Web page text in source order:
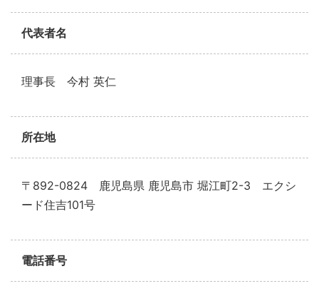
代表者名
理事長 今村 英仁
所在地
〒892-0824 鹿児島県 鹿児島市 堀江町2-3 エクシ
ード住吉101号
電話番号